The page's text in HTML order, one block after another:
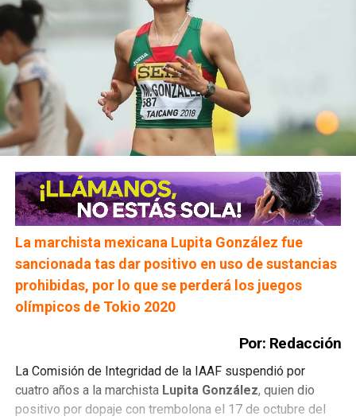
La marchista mexicana Lupita González fue
sancionada tas dar positivo en uso de sustancias
prohibidas, por lo que se perderá los juegos
olímpicos de Tokio 2020
Por: Redacción
La Comisión de Integridad de la IAAF suspendió por
cuatro años a la marchista Lupita González, quien dio
positivo por dopaje con trembolona el 17 de octubre del